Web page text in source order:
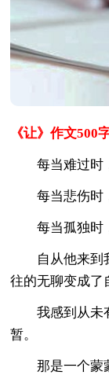
《让》作文500
每当难过时，
每当悲伤时，
每当孤独时，
自从他来到我
往的无聊变成
我感到从未有
暂。
那是一个蒙蒙